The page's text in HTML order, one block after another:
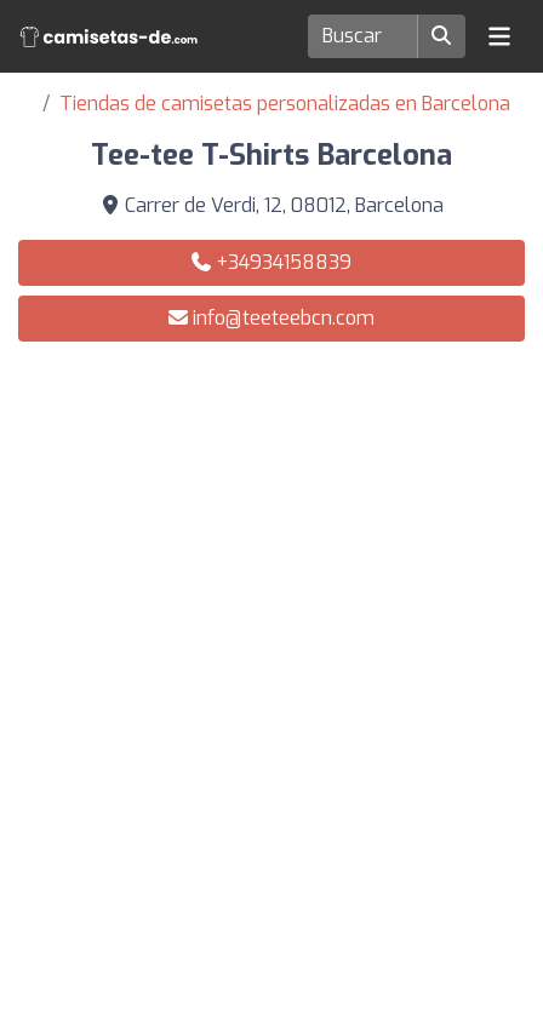
Tiendas de camisetas personalizadas en Barcelona
Tee-tee T-Shirts Barcelona
Carrer de Verdi, 12, 08012, Barcelona
+34934158839
info@teeteebcn.com